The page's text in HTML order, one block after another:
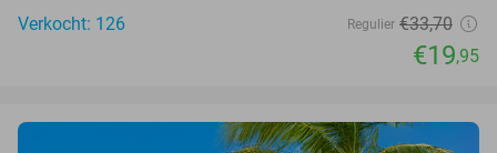
Verkocht: 126
Regulier €33,70
€19,95